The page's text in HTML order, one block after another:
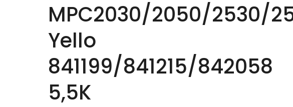
MPC2030/2050/2530/
Yello
841199/841215/842058
5,5K